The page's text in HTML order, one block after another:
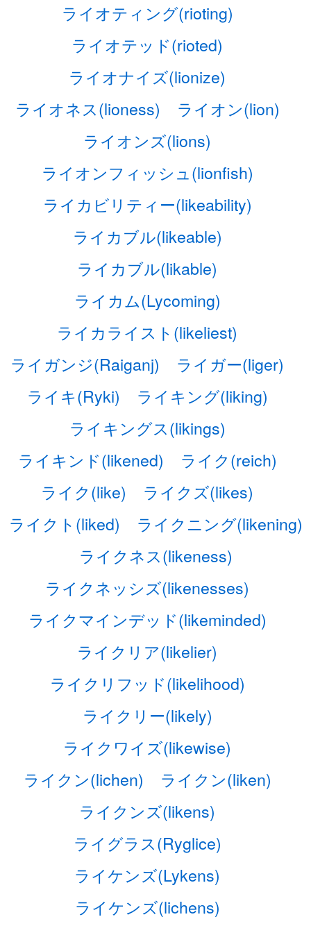
ライオティング(rioting)
ライオテッド(rioted)
ライオナイズ(lionize)
ライオネス(lioness)
ライオン(lion)
ライオンズ(lions)
ライオンフィッシュ(lionfish)
ライカビリティー(likeability)
ライカブル(likeable)
ライカブル(likable)
ライカム(Lycoming)
ライカライスト(likeliest)
ライガンジ(Raiganj)
ライガー(liger)
ライキ(Ryki)
ライキング(liking)
ライキングス(likings)
ライキンド(likened)
ライク(reich)
ライク(like)
ライクズ(likes)
ライクト(liked)
ライクニング(likening)
ライクネス(likeness)
ライクネッシズ(likenesses)
ライクマインデッド(likeminded)
ライクリア(likelier)
ライクリフッド(likelihood)
ライクリー(likely)
ライクワイズ(likewise)
ライクン(lichen)
ライクン(liken)
ライクンズ(likens)
ライグラス(Ryglice)
ライケンズ(Lykens)
ライケンズ(lichens)